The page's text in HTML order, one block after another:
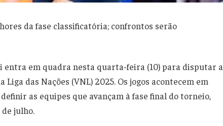
da fase classificatória; confrontos serão
entra em quadra nesta quarta-feira (10) para disputar a
das Nações (VNL) 2025. Os jogos acontecem em
as equipes que avançam à fase final do torneio,
julho.